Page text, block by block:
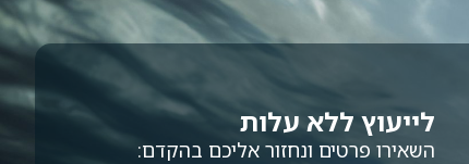
לייעוץ ללא עלות
השאירו פרטים ונחזור אליכם בהקדם: